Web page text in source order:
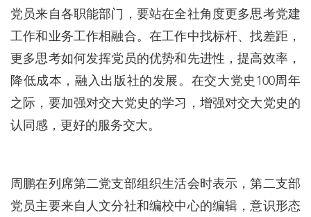
党员来自各职能部门，要站在全社角度更多思考党建
工作和业务工作相融合。在工作中找标杆、找差距，
更多思考如何发挥党员的优势和先进性，提高效率，
降低成本，融入出版社的发展。在交大党史100周年
之际，要加强对交大党史的学习，增强对交大党史的
认同感，更好的服务交大。
周鹏在列席第二党支部组织生活会时表示，第二支部
党员主要来自人文分社和编校中心的编辑，意识形态